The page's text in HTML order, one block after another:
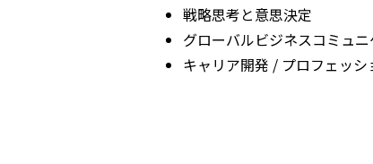
戦略思考と意思決定
グローバルビジネスコミュ
キャリア開発 / プロフェッ